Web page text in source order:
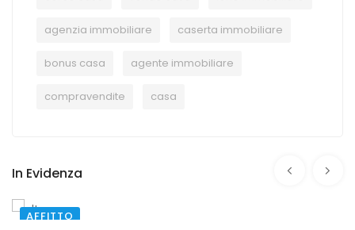
agenzia immobiliare caserta immobiliare
bonus casa agente immobiliare
compravendite casa
In Evidenza
AFFITTO